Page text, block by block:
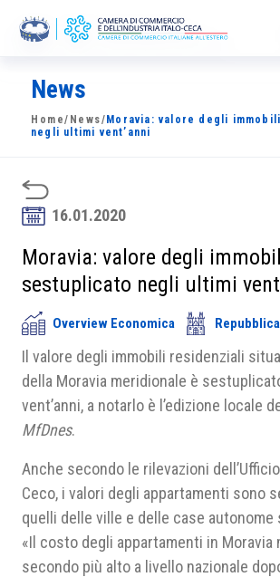
La Camera
News
Sviluppo Mercato
Soci
Partner
Progetti
Area riservata
News
Home/ News/ Moravia: valore degli
negli ultimi vent’anni
16.01.2020
Moravia: valore degli
sestuplicato negli ultimi
Overview Economica
Il valore degli immobili residenziali
della Moravia meridionale è
vent’anni, a notarlo è l’edizione locale
MfDnes.
Anche secondo le rilevazioni
Ceco, i valori degli appartamenti sono
quelli delle ville e delle case
«Il costo degli appartamenti in Moravia
secondo più alto a livello nazionale